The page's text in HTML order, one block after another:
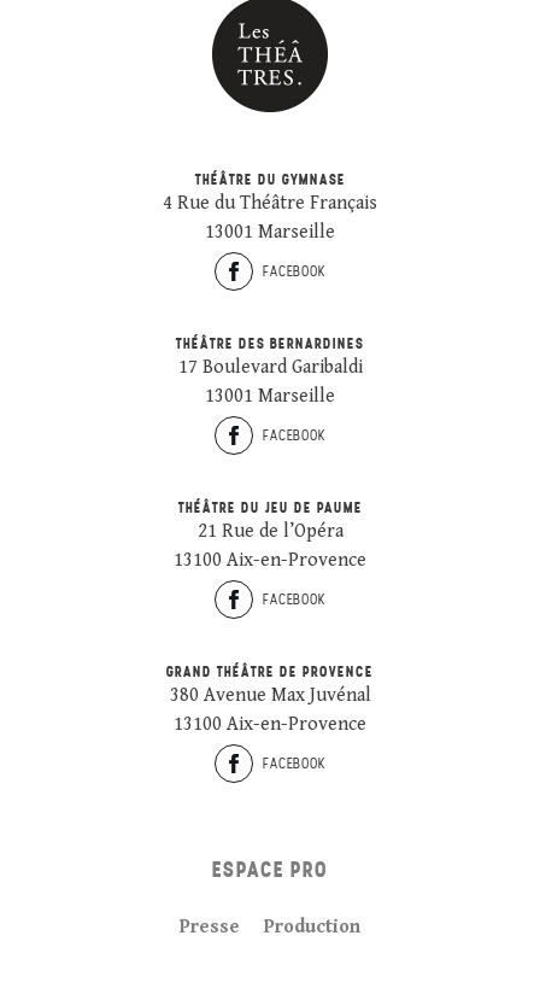
THÉÂTRE DU GYMNASE
4 Rue du Théâtre Français
13001 Marseille
FACEBOOK
THÉÂTRE DES BERNARDINES
17 Boulevard Garibaldi
13001 Marseille
FACEBOOK
THÉÂTRE DU JEU DE PAUME
21 Rue de l’Opéra
13100 Aix-en-Provence
FACEBOOK
GRAND THÉÂTRE DE PROVENCE
380 Avenue Max Juvénal
13100 Aix-en-Provence
FACEBOOK
ESPACE PRO
Presse Production